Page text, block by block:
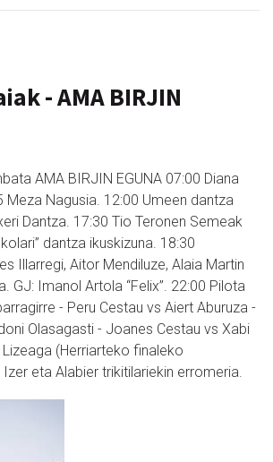
- AMA BIRJIN
AMA BIRJIN EGUNA 07:00 Diana
Meza Nagusia. 12:00 Umeen dantza
Dantza. 17:30 Tio Teronen Semeak
dantza ikuskizuna. 18:30
Illarregi, Aitor Mendiluze, Alaia Martin
GJ: Imanol Artola “Felix”. 22:00 Pilota
- Peru Cestau vs Aiert Aburuza -
Olasagasti - Joanes Cestau vs Xabi
(Herriarteko finaleko
eta Alabier trikitilariekin erromeria.